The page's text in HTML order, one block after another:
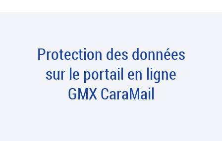
Protection des données
sur le portail en ligne
GMX CaraMail